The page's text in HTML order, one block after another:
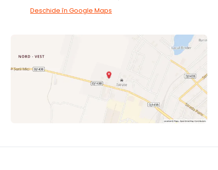
Deschide în Google Maps